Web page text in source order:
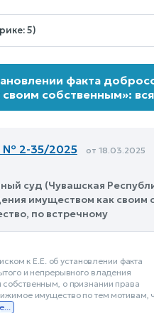
5)
факта
собственным»:
№ 2-35/2025 от 18.03.2025
суд (Чувашская
имуществом как своим
по встречному
к Е.Е. об установлении факта
и непрерывного владения
о признании права
имущество по тем мотивам,